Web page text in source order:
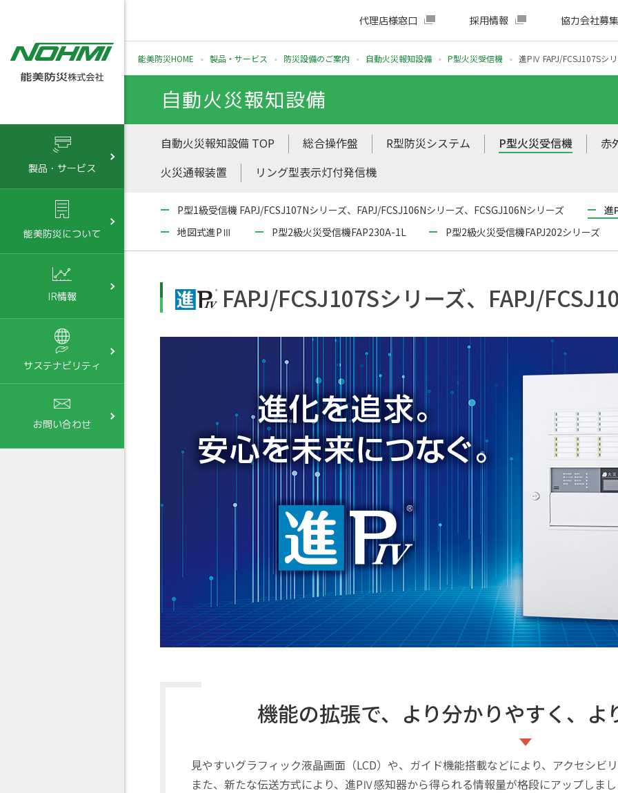
代理店様窓口 採用情報 協力会社募集
製品・サービス
能美防災について
IR情報
サステナビリティ
お問い合わせ
能美防災HOME 製品・サービス 防災設備のご案内 自動火災報知設備 P型火災受信機 進PⅣ FAPJ/FCSJ107Sシ
自動火災報知設備
自動火災報知設備 TOP 総合操作盤 R型防災システム P型火災受信機
赤
火災通報装置
リング型表示灯付発信機
P型1級受信機 FAPJ/FCSJ107Nシリーズ、FAPJ/FCSJ106Nシリーズ、FCSGJ106Nシリーズ
進
地図式進PⅢ
P型2級火災受信機FAP230A-1L P型2級火災受信機FAPJ202シリーズ
FAPJ/FCSJ107Sシリーズ、FAPJ/
機能の拡張で、より分かりやすく、
見やすいグラフィック液晶画面（LCD）や、ガイド機能搭載などにより、アクセシビ
また、新たな伝送方式により、進PⅣ感知器から得られる情報量が格段にアップしま